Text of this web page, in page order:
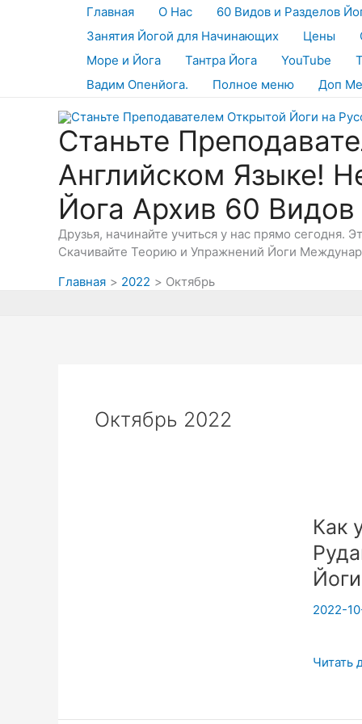
Главная О Нас 60 Видов и Разделов
Занятия Йогой для Начинающих
Цены
Море и Йога
Тантра Йога YouTube
Вадим Опенйога.
Полное меню Доп
Станьте
Английском Языке!
Йога Архив 60 Видов
Друзья, начинайте учиться у нас прямо
Скачивайте Теорию и Упражнений Йоги
Главная
2022 Октябрь
Октябрь 2022
Как
2022-
Как
Читать